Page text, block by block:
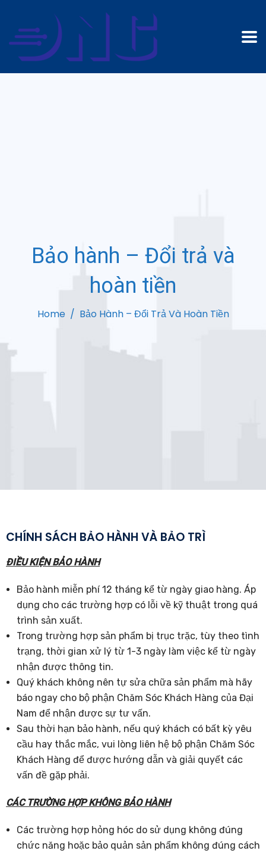
Bảo hành – Đổi trả và
hoàn tiền
Home Bảo Hành – Đổi Trả Và Hoàn Tiền
CHÍNH SÁCH BẢO HÀNH VÀ BẢO TRÌ
ĐIỀU KIỆN BẢO HÀNH
Bảo hành miễn phí 12 tháng kể từ ngày giao hàng. Áp
dụng cho các trường hợp có lỗi về kỹ thuật trong quá
trình sản xuất.
Trong trường hợp sản phẩm bị trục trặc, tùy theo tình
trạng, thời gian xử lý từ 1-3 ngày làm việc kể từ ngày
nhận được thông tin.
Quý khách không nên tự sửa chữa sản phẩm mà hãy
báo ngay cho bộ phận Chăm Sóc Khách Hàng của Đại
Nam để nhận được sự tư vấn.
Sau thời hạn bảo hành, nếu quý khách có bất kỳ yêu
cầu hay thắc mắc, vui lòng liên hệ bộ phận Chăm Sóc
Khách Hàng để được hướng dẫn và giải quyết các
vấn đề gặp phải.
CÁC TRƯỜNG HỢP KHÔNG BẢO HÀNH
Các trường hợp hỏng hóc do sử dụng không đúng
chức năng hoặc bảo quản sản phẩm không đúng cách